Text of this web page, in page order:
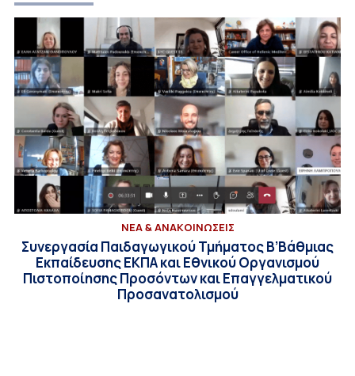
ΝΕΑ & ΑΝΑΚΟΙΝΩΣΕΙΣ
Συνεργασία Παιδαγωγικού Τμήματος Β’Βάθμιας
Εκπαίδευσης ΕΚΠΑ και Εθνικού Οργανισμού
Πιστοποίησης Προσόντων και Επαγγελματικού
Προσανατολισμού